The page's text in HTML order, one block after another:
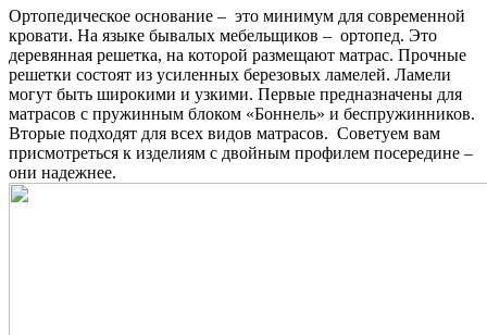
Ортопедическое основание – это минимум для современной
кровати. На языке бывалых мебельщиков – ортопед. Это
деревянная решетка, на которой размещают матрас. Прочные
решетки состоят из усиленных березовых ламелей. Ламели
могут быть широкими и узкими. Первые предназначены для
матрасов с пружинным блоком «Боннель» и беспружинников.
Вторые подходят для всех видов матрасов. Советуем вам
присмотреться к изделиям с двойным профилем посередине –
они надежнее.